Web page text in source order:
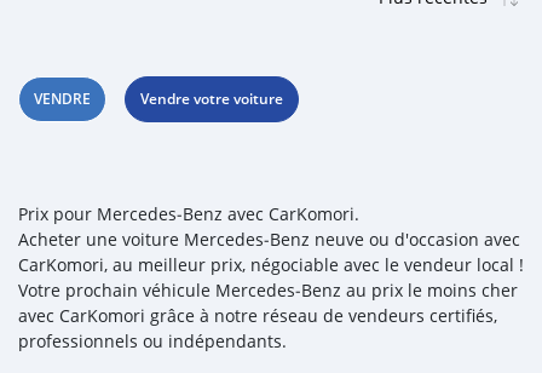
VENDRE Vendre votre voiture
Prix pour Mercedes‒Benz avec CarKomori.
Acheter une voiture Mercedes‒Benz neuve ou d'occasion avec
CarKomori, au meilleur prix, négociable avec le vendeur local !
Votre prochain véhicule Mercedes‒Benz au prix le moins cher
avec CarKomori grâce à notre réseau de vendeurs certifiés,
professionnels ou indépendants.